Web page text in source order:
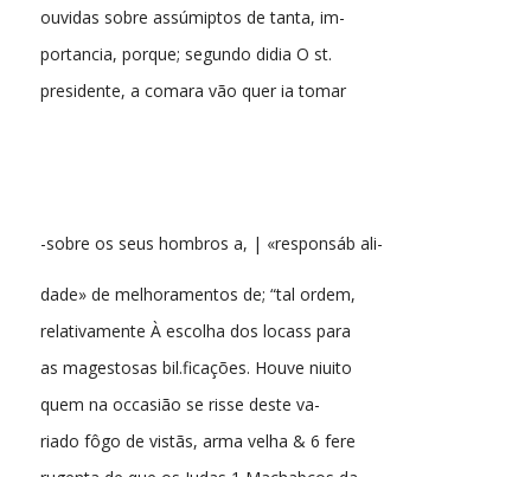
ouvidas sobre assúmiptos de tanta, im-
portancia, porque; segundo didia O st.
presidente, a comara vão quer ia tomar
-sobre os seus hombros a, | «responsáb ali-
dade» de melhoramentos de; “tal ordem,
relativamente À escolha dos locass para
as magestosas bil.ficações. Houve niuito
quem na occasião se risse deste va-
riado fôgo de vistãs, arma velha & 6 fere